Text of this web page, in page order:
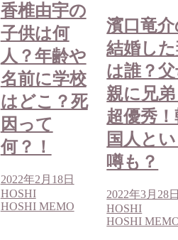
香椎由宇の
子供は何
人？年齢や
名前に学校
はどこ？死
因って
何？！
2022年2月18日
HOSHI
HOSHI MEMO
濱口竜
結婚し
は誰？
親に兄
超優秀
国人と
噂も？
2022年3月28
HOSHI
HOSHI